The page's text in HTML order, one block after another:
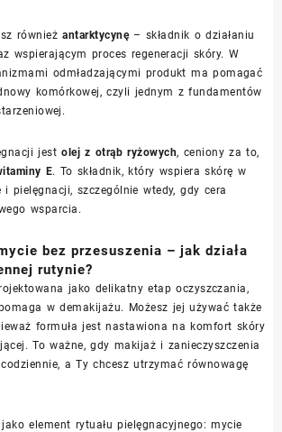
równieżantarktycynę– składnik o działaniu
wspierającym proces regeneracji skóry. W
odmładzającymi produkt ma pomagać
komórkowej, czyli jednym z fundamentów
jestolej z otrąb ryżowych, ceniony za to,
E. To składnik, który wspiera skórę w
i pielęgnacji, szczególnie wtedy, gdy cera
wsparcia.
bez przesuszenia – jak działa
rutynie?
jako delikatny etap oczyszczania,
w demakijażu. Możesz jej używać także
formuła jest nastawiona na komfort skóry
To ważne, gdy makijaż i zanieczyszczenia
a Ty chcesz utrzymać równowagę
element rytuału pielęgnacyjnego: mycie